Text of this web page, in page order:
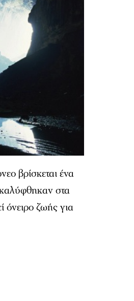
βρίσκεται ένα
στα
όνειρο ζωής για